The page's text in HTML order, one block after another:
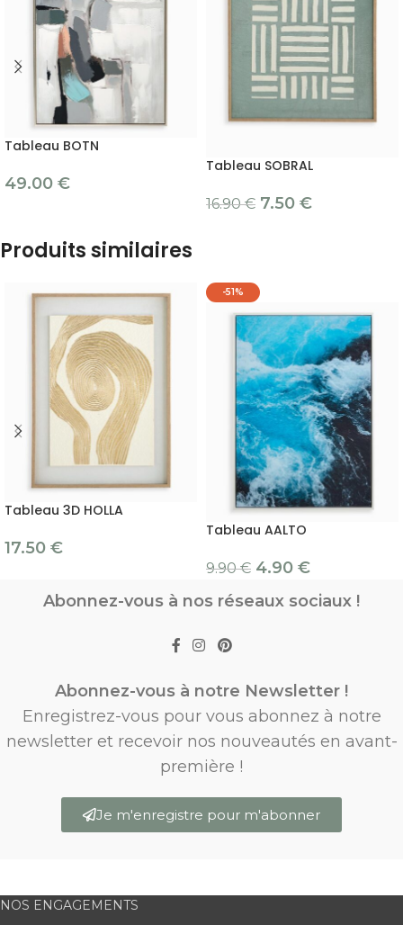
Tableau BOTN
49.00 €
Tableau SOBRAL
16.90€ 7.50 €
Produits similaires
Tableau 3D HOLLA
17.50 €
-51%
Tableau AALTO
9.90€ 4.90 €
Abonnez-vous à nos réseaux sociaux !
Abonnez-vous à notre Newsletter !
Enregistrez-vous pour vous abonnez à notre
newsletter et recevoir nos nouveautés en avant-
première !
Je m'enregistre pour m'abonner
NOS ENGAGEMENTS